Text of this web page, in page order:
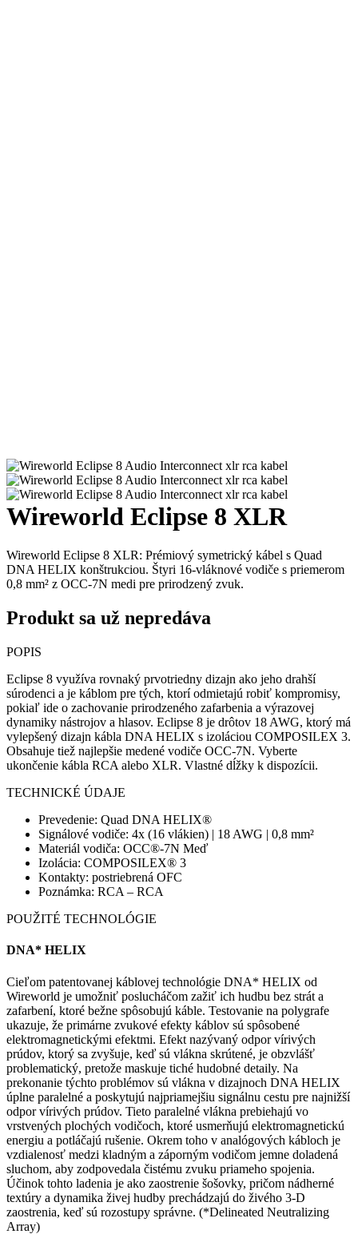
Wireworld Eclipse 8 XLR
Wireworld Eclipse 8 XLR: Prémiový symetrický kábel s Quad
DNA HELIX konštrukciou. Štyri 16-vláknové vodiče s priemerom
0,8 mm² z OCC-7N medi pre prirodzený zvuk.
Produkt sa už nepredáva
POPIS
Eclipse 8 využíva rovnaký prvotriedny dizajn ako jeho drahší
súrodenci a je káblom pre tých, ktorí odmietajú robiť kompromisy,
pokiaľ ide o zachovanie prirodzeného zafarbenia a výrazovej
dynamiky nástrojov a hlasov. Eclipse 8 je drôtov 18 AWG, ktorý má
vylepšený dizajn kábla DNA HELIX s izoláciou COMPOSILEX 3.
Obsahuje tiež najlepšie medené vodiče OCC-7N. Vyberte
ukončenie kábla RCA alebo XLR. Vlastné dĺžky k dispozícii.
TECHNICKÉ ÚDAJE
Prevedenie: Quad DNA HELIX®
Signálové vodiče: 4x (16 vlákien) | 18 AWG | 0,8 mm²
Materiál vodiča: OCC®-7N Meď
Izolácia: COMPOSILEX® 3
Kontakty: postriebrená OFC
Poznámka: RCA – RCA
POUŽITÉ TECHNOLÓGIE
DNA* HELIX
Cieľom patentovanej káblovej technológie DNA* HELIX od
Wireworld je umožniť poslucháčom zažiť ich hudbu bez strát a
zafarbení, ktoré bežne spôsobujú káble. Testovanie na polygrafe
ukazuje, že primárne zvukové efekty káblov sú spôsobené
elektromagnetickými efektmi. Efekt nazývaný odpor vírivých
prúdov, ktorý sa zvyšuje, keď sú vlákna skrútené, je obzvlášť
problematický, pretože maskuje tiché hudobné detaily. Na
prekonanie týchto problémov sú vlákna v dizajnoch DNA HELIX
úplne paralelné a poskytujú najpriamejšiu signálnu cestu pre najnižší
odpor vírivých prúdov. Tieto paralelné vlákna prebiehajú vo
vrstvených plochých vodičoch, ktoré usmerňujú elektromagnetickú
energiu a potláčajú rušenie. Okrem toho v analógových kábloch je
vzdialenosť medzi kladným a záporným vodičom jemne doladená
sluchom, aby zodpovedala čistému zvuku priameho spojenia.
Účinok tohto ladenia je ako zaostrenie šošovky, pričom nádherné
textúry a dynamika živej hudby prechádzajú do živého 3-D
zaostrenia, keď sú rozostupy správne. (*Delineated Neutralizing
Array)